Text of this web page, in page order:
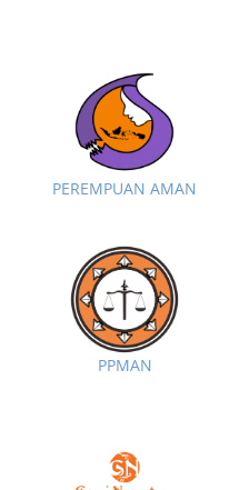
PEREMPUAN AMAN
PPMAN